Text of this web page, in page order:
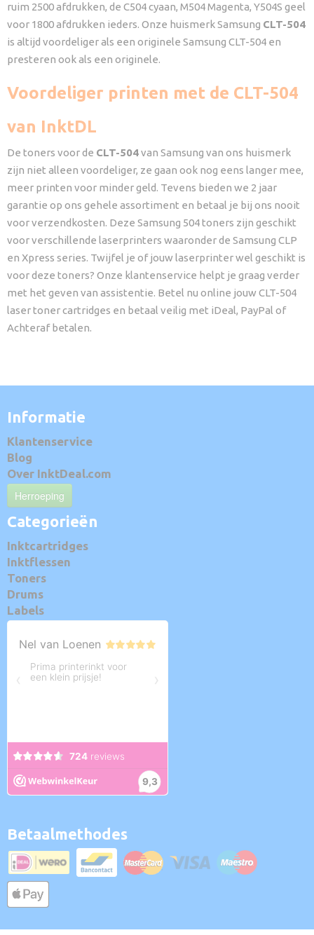
ruim 2500 afdrukken, de C504 cyaan, M504 Magenta, Y504S geel
voor 1800 afdrukken ieders. Onze huismerk Samsung CLT-504
is altijd voordeliger als een originele Samsung CLT-504 en
presteren ook als een originele.
Voordeliger printen met de CLT-504
van InktDL
De toners voor de CLT-504van Samsung van ons huismerk
zijn niet alleen voordeliger, ze gaan ook nog eens langer mee,
meer printen voor minder geld. Tevens bieden we 2 jaar
garantie op ons gehele assortiment en betaal je bij ons nooit
voor verzendkosten. Deze Samsung 504 toners zijn geschikt
voor verschillende laserprinters waaronder de Samsung CLP
en Xpress series. Twijfel je of jouw laserprinter wel geschikt is
voor deze toners? Onze klantenservice helpt je graag verder
met het geven van assistentie. Betel nu online jouw CLT-504
laser toner cartridges en betaal veilig met iDeal, PayPal of
Achteraf betalen.
Informatie
Klantenservice
Blog
Over InktDeal.com
Herroeping
Categorieën
Inktcartridges
Inktflessen
Toners
Drums
Labels
Betaalmethodes